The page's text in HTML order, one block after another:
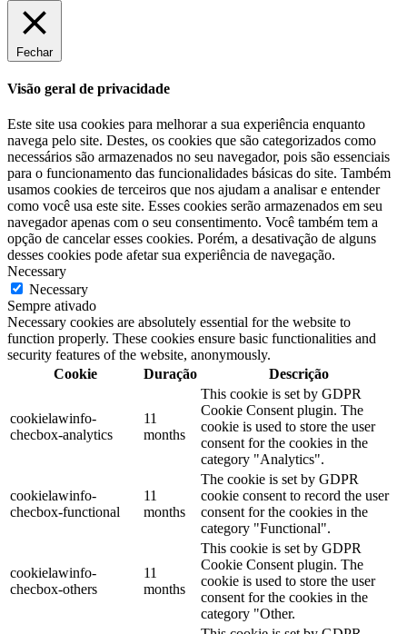
Fechar
Visão geral de privacidade
Este site usa cookies para melhorar a sua experiência enquanto
navega pelo site. Destes, os cookies que são categorizados como
necessários são armazenados no seu navegador, pois são essenciais
para o funcionamento das funcionalidades básicas do site. Também
usamos cookies de terceiros que nos ajudam a analisar e entender
como você usa este site. Esses cookies serão armazenados em seu
navegador apenas com o seu consentimento. Você também tem a
opção de cancelar esses cookies. Porém, a desativação de alguns
desses cookies pode afetar sua experiência de navegação.
Necessary
Necessary
Sempre ativado
Necessary cookies are absolutely essential for the website to
function properly. These cookies ensure basic functionalities and
security features of the website, anonymously.
Cookie
Duração Descrição
cookielawinfo-
checbox-analytics
11
months
This cookie is set by GDPR
Cookie Consent plugin. The
cookie is used to store the user
consent for the cookies in the
category "Analytics".
cookielawinfo-
checbox-functional
11
months
The cookie is set by GDPR
cookie consent to record the user
consent for the cookies in the
category "Functional".
cookielawinfo-
checbox-others
11
months
This cookie is set by GDPR
Cookie Consent plugin. The
cookie is used to store the user
consent for the cookies in the
category "Other.